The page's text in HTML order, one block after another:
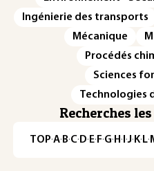
Ingénierie des transports
Mécanique
Procédés
Sciences
Technologies
Recherches
TOP·A·B·C· D· E· F·G· H · ·J· K· L·